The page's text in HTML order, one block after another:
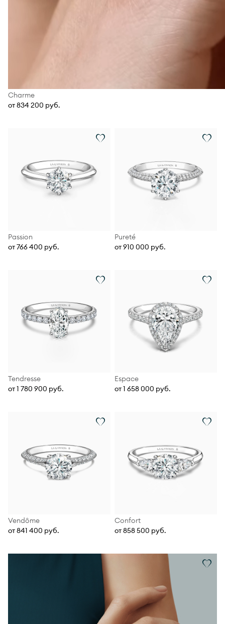
Charme
от 834 200 руб.
Passion
от 766 400 руб.
Pureté
от 910 000 руб.
Tendresse
от 1 780 900 руб.
Espace
от 1 658 000 руб.
Vendôme
от 841 400 руб.
Confort
от 858 500 руб.